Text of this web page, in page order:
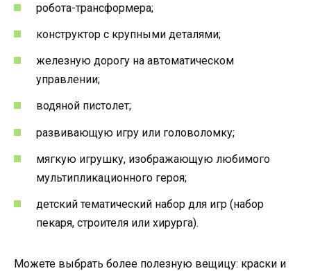
робота-трансформера;
конструктор с крупными деталями;
железную дорогу на автоматическом
управлении;
водяной пистолет;
развивающую игру или головоломку;
мягкую игрушку, изображающую любимого
мультипликационного героя;
детский тематический набор для игр (набор
пекаря, строителя или хирурга).
Можете выбрать более полезную вещицу: краски и